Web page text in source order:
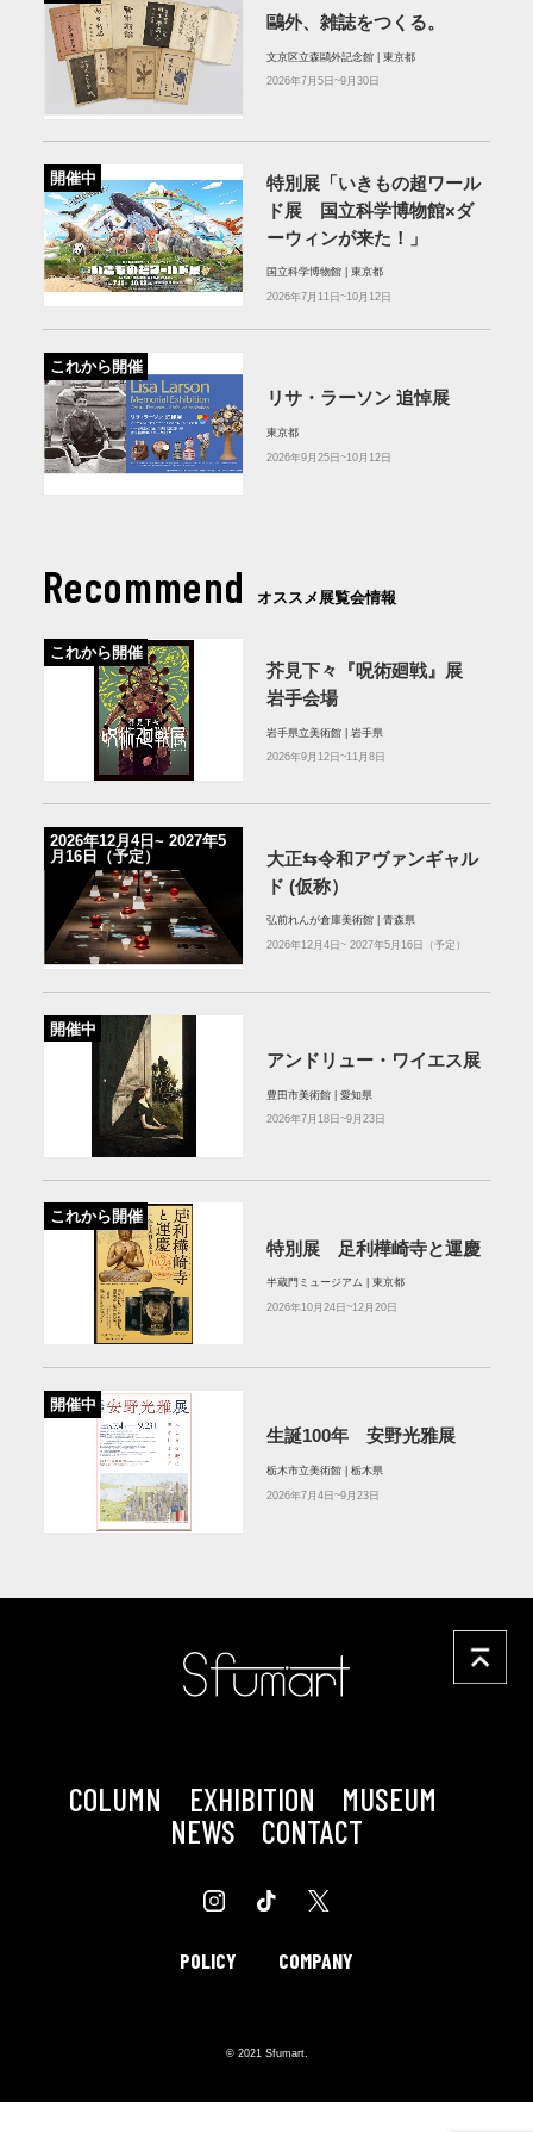
鷗外、雑誌をつくる。
文京区立森鷗外記念館 | 東京都
2026年7月5日~9月30日
開催中
特別展「いきもの超ワール
ド展 国立科学博物館×ダ
ーウィンが来た！」
国立科学博物館 | 東京都
2026年7月11日~10月12日
これから開催
リサ・ラーソン 追悼展
東京都
2026年9月25日~10月12日
Recommend オススメ展覧会情報
これから開催
芥見下々『呪術廻戦』展
岩手会場
岩手県立美術館 | 岩手県
2026年9月12日~11月8日
2026年12⽉4⽇~ 2027年5
⽉16⽇（予定）
⼤正⇆令和アヴァンギャル
ド (仮称）
弘前れんが倉庫美術館 | 青森県
2026年12⽉4⽇~ 2027年5⽉16⽇（予定）
開催中
アンドリュー・ワイエス展
豊田市美術館 | 愛知県
2026年7月18日~9月23日
これから開催
特別展 足利樺崎寺と運慶
半蔵門ミュージアム | 東京都
2026年10月24日~12月20日
開催中
生誕100年 安野光雅展
栃木市立美術館 | 栃木県
2026年7月4日~9月23日
COLUMN EXHIBITION
MUSEUM
NEWS
CONTACT
POLICY COMPANY
© 2021 Sfumart.